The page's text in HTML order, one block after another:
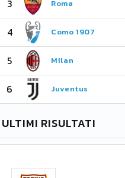
3 Roma
4 Como 1907
5 Milan
6 Juventus
ULTIMI RISULTATI